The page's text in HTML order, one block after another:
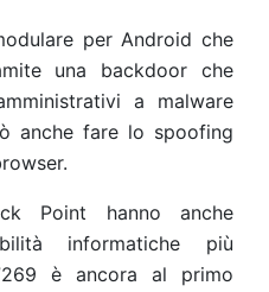
per Android che
una backdoor che
a malware
anche fare lo spoofing
Point hanno anche
informatiche più
è ancora al primo